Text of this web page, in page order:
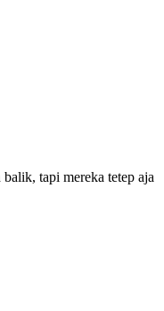
tapi mereka tetep aja